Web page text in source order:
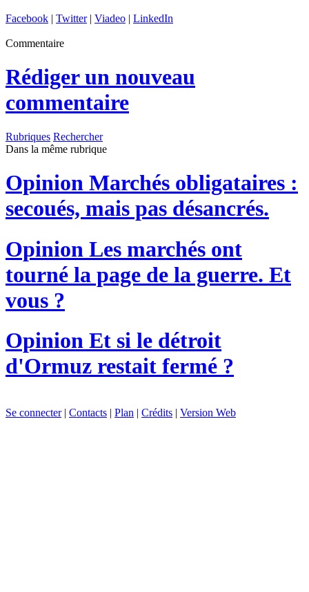
Facebook | Twitter| Viadeo | LinkedIn
Commentaire
Rédiger un nouveau
commentaire
Rubriques Rechercher
Dans la même rubrique
Opinion Marchés obligataires :
secoués, mais pas désancrés.
Opinion Les marchés ont
tourné la page de la guerre. Et
vous ?
Opinion Et si le détroit
d'Ormuz restait fermé ?
Se connecter| Contacts | Plan | Crédits | Version Web